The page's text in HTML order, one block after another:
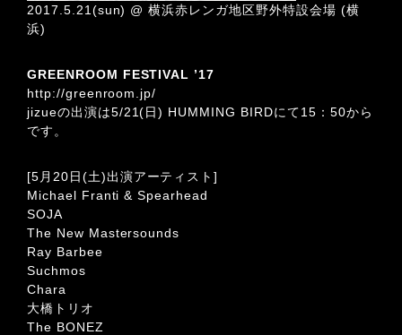
2017.5.21(sun) @ 横浜赤レンガ地区野外特設会場 (横
浜)
GREENROOM FESTIVAL ’17
http://greenroom.jp/
jizueの出演は5/21(日) HUMMING BIRDにて15：50から
です。
[5月20日(土)出演アーティスト]
Michael Franti & Spearhead
SOJA
The New Mastersounds
Ray Barbee
Suchmos
Chara
大橋トリオ
The BONEZ